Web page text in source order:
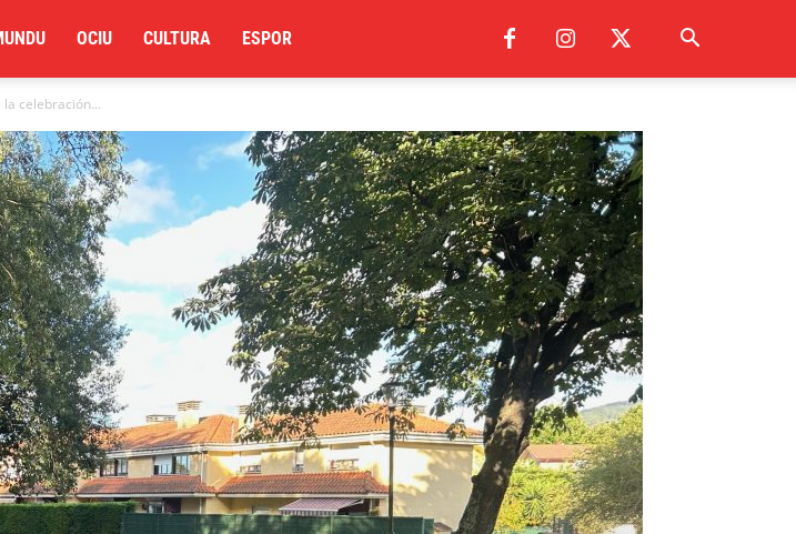
OCIU CULTURA ESPOR
celebración...